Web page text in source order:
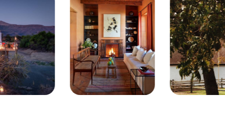
piste où le hasard reste le grand chef d'orchestre. S’il vous prenait
l’envie de prolonger votre aventure – à Johannesburg, dans la
maison de Gandhi, par exemple – il suffirait de nous en faire part.
Y compris une fois sur place ! Notreconcierge francophone à
destinationest maître dans l'art de gérer les imprévus, même ceux
de ce type.